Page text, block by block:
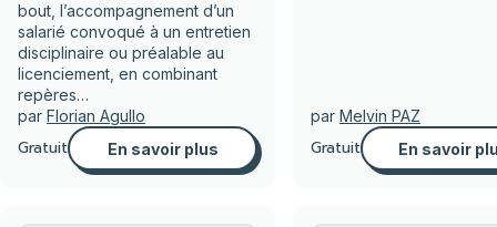
bout, l’accompagnement d’un
salarié convoqué à un entretien
disciplinaire ou préalable au
licenciement, en combinant
repères…
par Florian Agullo
Gratuit En savoir plus
par Melvin PAZ
Gratuit En savoir